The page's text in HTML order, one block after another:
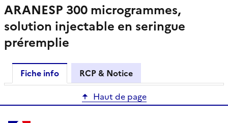
ARANESP 300 microgrammes,
solution injectable en seringue
préremplie
Fiche info
RCP & Notice
Haut de page